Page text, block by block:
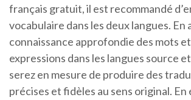
français gratuit, il est recommandé
vocabulaire dans les deux langues. En
connaissance approfondie des mots
expressions dans les langues source
serez en mesure de produire des
précises et fidèles au sens original. En